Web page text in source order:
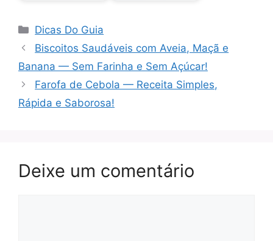
Categorias
Dicas Do Guia
Biscoitos Saudáveis com Aveia, Maçã e
Banana — Sem Farinha e Sem Açúcar!
Farofa de Cebola — Receita Simples,
Rápida e Saborosa!
Deixe um comentário